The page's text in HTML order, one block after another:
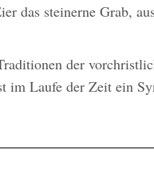
das steinerne Grab,
der
im Laufe der Zeit ein